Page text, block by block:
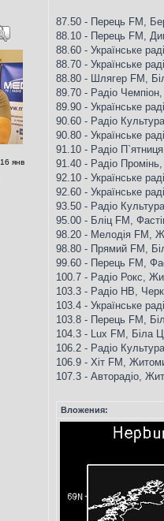
16 янв
87.50 - Перець FM,
88.10 - Перець FM,
88.60 - Українське
88.70 - Українське
88.80 - Шлягер FM,
89.70 - Радіо
89.90 - Українське
90.60 - Радіо
90.80 - Українське
91.10 - Радіо
91.40 - Радіо Промінь,
92.10 - Українське
92.60 - Українське
93.50 - Радіо
95.00 - Бліц FM,
98.20 - Мелодія FM,
98.80 - Прямий FM,
99.60 - Перець FM,
100.7 - Радіо Рокс,
103.3 - Радіо НВ,
103.4 - Українське
103.8 - Перець FM,
104.3 - Lux FM, Біла
106.2 - Радіо
106.9 - Хіт FM,
107.3 - Авторадіо,
Вложения: